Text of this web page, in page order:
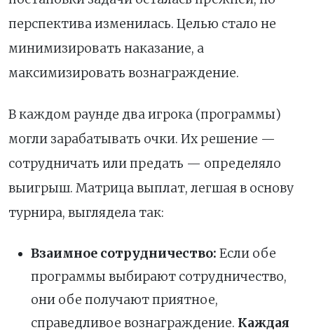
перспектива изменилась. Целью стало не
минимизировать наказание, а
максимизировать вознаграждение.
В каждом раунде два игрока (программы)
могли зарабатывать очки. Их решение —
сотрудничать или предать — определяло
выигрыш. Матрица выплат, легшая в основу
турнира, выглядела так:
Взаимное сотрудничество: Если обе
программы выбирают сотрудничество,
они обе получают приятное,
справедливое вознаграждение. Каждая